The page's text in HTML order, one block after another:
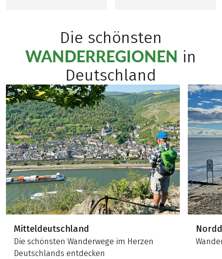
Die schönsten
WANDERREGIONEN in
Deutschland
Mitteldeutschland
Die schönsten Wanderwege im Herzen
Deutschlands entdecken